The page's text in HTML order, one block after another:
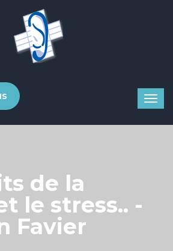
de la
le stress.. -
Favier